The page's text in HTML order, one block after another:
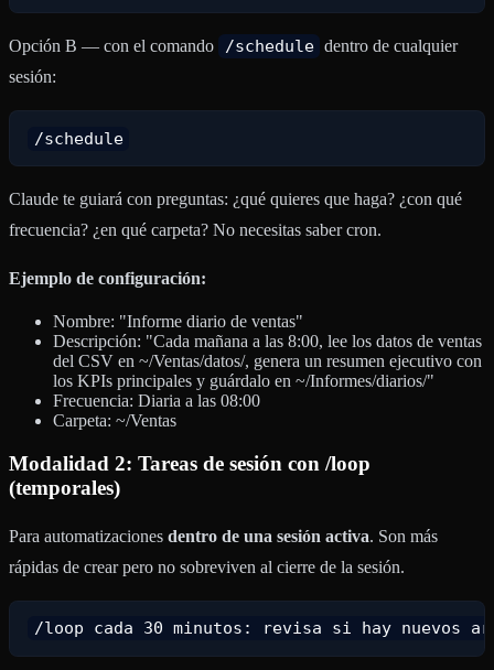
Opción B — con el comando /schedule dentro de cualquier
sesión:
/schedule
Claude te guiará con preguntas: ¿qué quieres que haga? ¿con qué
frecuencia? ¿en qué carpeta? No necesitas saber cron.
Ejemplo de configuración:
Nombre: "Informe diario de ventas"
Descripción: "Cada mañana a las 8:00, lee los datos de ventas
del CSV en ~/Ventas/datos/, genera un resumen ejecutivo con
los KPIs principales y guárdalo en ~/Informes/diarios/"
Frecuencia: Diaria a las 08:00
Carpeta: ~/Ventas
Modalidad 2: Tareas de sesión con /loop
(temporales)
Para automatizaciones dentro de una sesión activa. Son más
rápidas de crear pero no sobreviven al cierre de la sesión.